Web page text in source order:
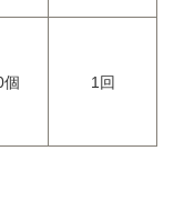
個 1回